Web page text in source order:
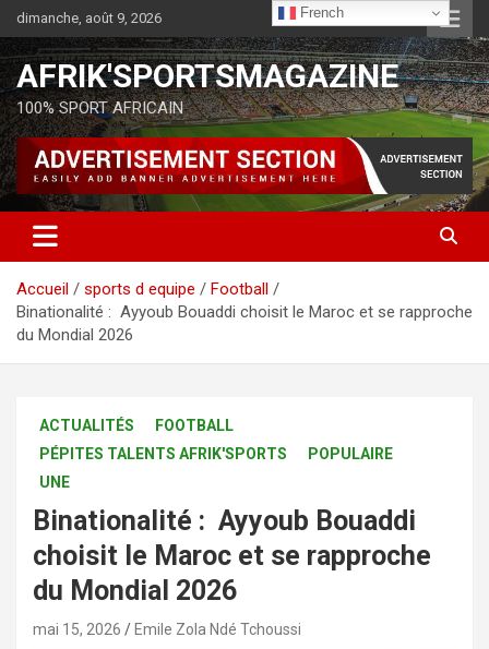
dimanche, août 9, 2026
AFRIK'SPORTSMAGAZINE
100% SPORT AFRICAIN
Accueil sports d equipe
Football
Binationalité : Ayyoub Bouaddi choisit le Maroc et se rapproche
du Mondial 2026
ACTUALITÉS
FOOTBALL
PÉPITES TALENTS AFRIK'SPORTS
POPULAIRE
UNE
Binationalité : Ayyoub Bouaddi
choisit le Maroc et se rapproche
du Mondial 2026
mai 15, 2026 Emile Zola Ndé Tchoussi
French